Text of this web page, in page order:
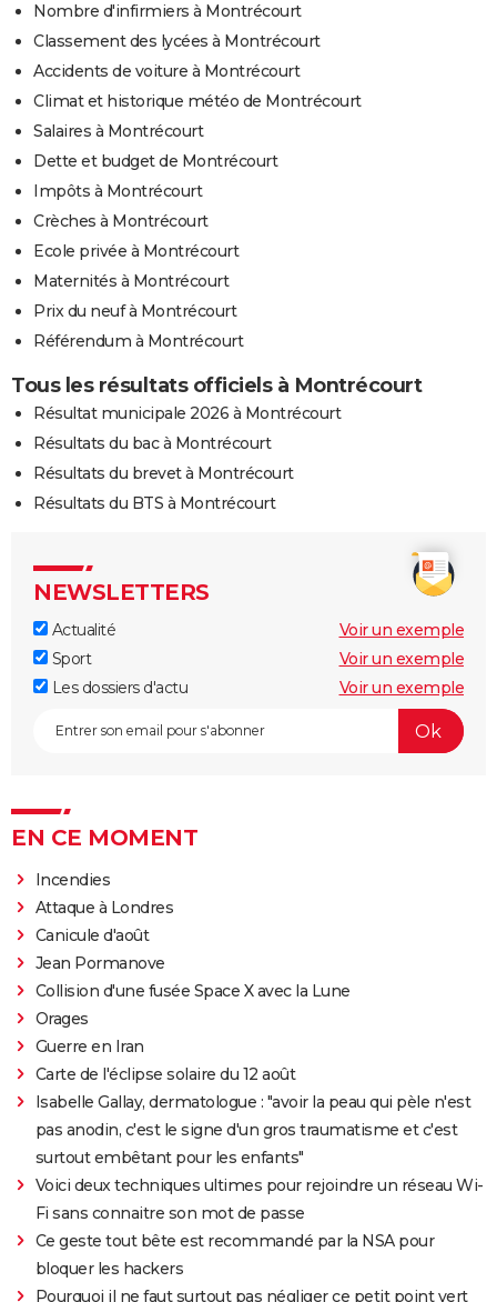
Nombre d'infirmiers à Montrécourt
Classement des lycées à Montrécourt
Accidents de voiture à Montrécourt
Climat et historique météo de Montrécourt
Salaires à Montrécourt
Dette et budget de Montrécourt
Impôts à Montrécourt
Crèches à Montrécourt
Ecole privée à Montrécourt
Maternités à Montrécourt
Prix du neuf à Montrécourt
Référendum à Montrécourt
Tous les résultats officiels à Montrécourt
Résultat municipale 2026 à Montrécourt
Résultats du bac à Montrécourt
Résultats du brevet à Montrécourt
Résultats du BTS à Montrécourt
NEWSLETTERS
Actualité
Voir un exemple
Sport
Voir un exemple
Les dossiers d'actu
Voir un exemple
EN CE MOMENT
Incendies
Attaque à Londres
Canicule d'août
Jean Pormanove
Collision d'une fusée Space X avec la Lune
Orages
Guerre en Iran
Carte de l'éclipse solaire du 12 août
Isabelle Gallay, dermatologue : "avoir la peau qui pèle n'est
pas anodin, c'est le signe d'un gros traumatisme et c'est
surtout embêtant pour les enfants"
Voici deux techniques ultimes pour rejoindre un réseau Wi-
Fi sans connaitre son mot de passe
Ce geste tout bête est recommandé par la NSA pour
bloquer les hackers
Pourquoi il ne faut surtout pas négliger ce petit point vert